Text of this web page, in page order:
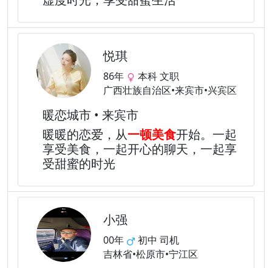
悦琪
86年
本科 文职
广西壮族自治区•来宾市•兴宾区
暖恋城市 • 来宾市
暖暖的恋爱，从一顿美食开始。一起
享受美食，一起开心的聊天，一起享
受甜蜜的时光
小强
00年
初中 司机
吉林省•松原市•宁江区